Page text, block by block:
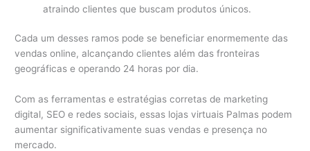
atraindo clientes que buscam produtos únicos.
Cada um desses ramos pode se beneficiar enormemente das
vendas online, alcançando clientes além das fronteiras
geográficas e operando 24 horas por dia.
Com as ferramentas e estratégias corretas de marketing
digital, SEO e redes sociais, essas lojas virtuais Palmas podem
aumentar significativamente suas vendas e presença no
mercado.